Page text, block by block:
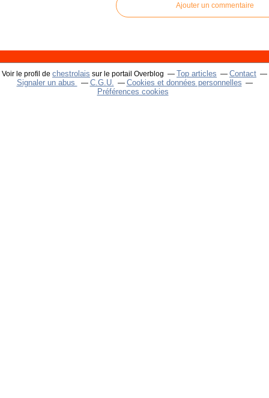
Ajouter un commentaire
Voir le profil de chestrolais sur le portail Overblog Top articles
Contact
Signaler un abus
C.G.U.
Cookies et données personnelles
Préférences cookies